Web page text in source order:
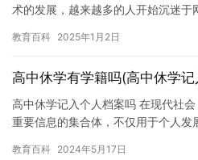
术的发展，越来越多的人开始沉迷于
会造…
教育百科 2025年1月2日
高中休学有学籍吗(高中休学
高中休学记入个人档案吗 在现代社
重要信息的集合体，不仅用于个人发
教育百科 2024年5月17日